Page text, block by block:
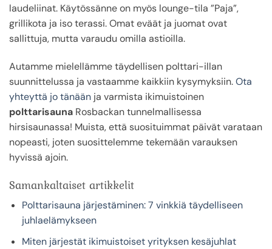
laudeliinat. Käytössänne on myös lounge-tila ”Paja”,
grillikota ja iso terassi. Omat eväät ja juomat ovat
sallittuja, mutta varaudu omilla astioilla.
Autamme mielellämme täydellisen polttari-illan
suunnittelussa ja vastaamme kaikkiin kysymyksiin.Ota
yhteyttä jo tänään ja varmista ikimuistoinen
polttarisauna Rosbackan tunnelmallisessa
hirsisaunassa! Muista, että suosituimmat päivät varataan
nopeasti, joten suosittelemme tekemään varauksen
hyvissä ajoin.
Samankaltaiset artikkelit
Polttarisauna järjestäminen: 7 vinkkiä täydelliseen
juhlaelämykseen
Miten järjestät ikimuistoiset yrityksen kesäjuhlat